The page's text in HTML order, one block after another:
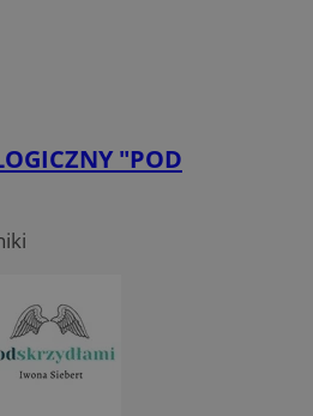
"POD